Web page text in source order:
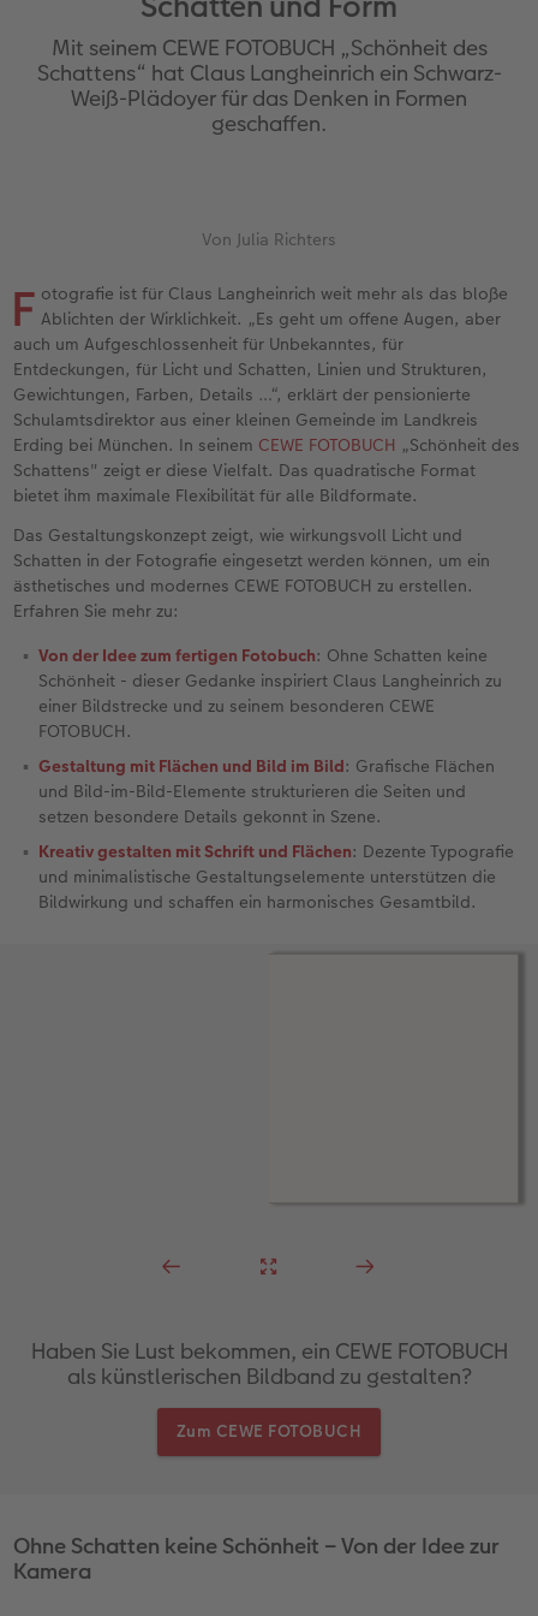
Erinnerungstasche
Personalisierter Schuber
Bestellwege
Jahrbuch
Reisefotobuch
Kundenbeispiele
Webinare & VHS
Erste Schritte
Fotobuch erstellen
Foto-Kochbuch
Neuheiten
hexxas
Acrylglas
Alu Dibond
Hartschaum
Foto auf Holz
Mehrteiler
Bestellwege
Ideen zur Wandgestaltung
CEWE myPhotos
Neuheiten
Extras
Bilderboxen
Fotosets
Fotosticker
Rahmen
Fotogrößen & Formate
Bestellwege
Last Minute Fotos
CEWE myPhotos
Fotos digitalisieren
Neuheiten
Extras
Sofortfotos
Sofortfotos mit Rahmen
Sofortfotos mit Text
Sofortfotostreifen
Sofortfotogrußkarten
Sofortfotosets
Sofortfotocollagen
Mehrteilige Sofortfotos
Retro Minis
Fototassen
Emaille Becher
Trinkflasche
Schule & Büro
Textilien
Art Prints
Faber-Castell
Foto-Geschenkbox
Neuheiten
CEWE myPhotos
Geburtskarten
Taufkarten
Postkarten Sets
Fotokarten
Digitale Grußkarte
Bestellwege
Papierqualitäten
Weitere Anlässe
CEWE myPhotos
Neuheiten
Silikonhüllen
Handykette
Kunststoffhüllen
Holzhüllen
Bio-based Case
Mit Design
Bestellwege
Inspiration
CEWE myPhotos
Neuheiten
Papierqualitäten
Bestellwege
Designvorlagen
Gestaltungsideen
CEWE myPhotos
Neuheiten
Extras
Danke sagen
für Männer
für Frauen
für Kinder
für Großeltern
für Tierfreunde
Einfach & schnell gestaltet
Besondere Geschenkideen
CEWE myPhotos
Neuheiten
Erste Schritte
Softwaretipps
Videotutorials
Mit seinem CEWE FOTOBUCH „Schönheit des
Schattens“ hat Claus Langheinrich ein Schwarz-
Weiß-Plädoyer für das Denken in Formen
geschaffen.
Von Julia Richters
F otografie ist für Claus Langheinrich weit mehr als das bloße
Ablichten der Wirklichkeit. „Es geht um offene Augen, aber
auch um Aufgeschlossenheit für Unbekanntes, für
Entdeckungen, für Licht und Schatten, Linien und Strukturen,
Gewichtungen, Farben, Details …“, erklärt der pensionierte
Schulamtsdirektor aus einer kleinen Gemeinde im Landkreis
Erding bei München. In seinem CEWE FOTOBUCH „Schönheit des
Schattens" zeigt er diese Vielfalt. Das quadratische Format
bietet ihm maximale Flexibilität für alle Bildformate.
Das Gestaltungskonzept zeigt, wie wirkungsvoll Licht und
Schatten in der Fotografie eingesetzt werden können, um ein
ästhetisches und modernes CEWE FOTOBUCH zu erstellen.
Erfahren Sie mehr zu:
Von der Idee zum fertigen Fotobuch: Ohne Schatten keine
Schönheit - dieser Gedanke inspiriert Claus Langheinrich zu
einer Bildstrecke und zu seinem besonderen CEWE
FOTOBUCH.
Gestaltung mit Flächen und Bild im Bild: Grafische Flächen
und Bild-im-Bild-Elemente strukturieren die Seiten und
setzen besondere Details gekonnt in Szene.
Kreativ gestalten mit Schrift und Flächen: Dezente Typografie
und minimalistische Gestaltungselemente unterstützen die
Bildwirkung und schaffen ein harmonisches Gesamtbild.
Haben Sie Lust bekommen, ein CEWE FOTOBUCH
als künstlerischen Bildband zu gestalten?
Zum CEWE FOTOBUCH
Ohne Schatten keine Schönheit – Von der Idee zur
Kamera